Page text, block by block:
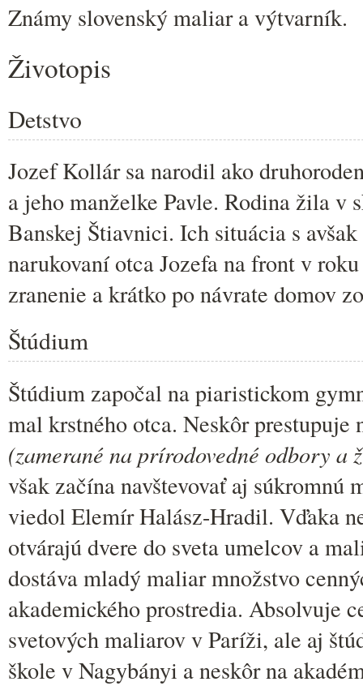
Známy slovenský maliar a výtvarník.
Životopis
Detstvo
Jozef Kollár sa narodil ako
a jeho manželke Pavle. Rodina žila v
Banskej Štiavnici. Ich situácia s
narukovaní otca Jozefa na front v
zranenie a krátko po návrate domov
Štúdium
Štúdium započal na piaristickom
mal krstného otca. Neskôr prestupuje
(zamerané na prírodovedné odbory a
však začína navštevovať aj súkromnú
viedol Elemír Halász-Hradil. Vďaka
otvárajú dvere do sveta umelcov a
dostáva mladý maliar množstvo
akademického prostredia. Absolvuje
svetových maliarov v Paríži, ale aj
škole v Nagybányi a neskôr na